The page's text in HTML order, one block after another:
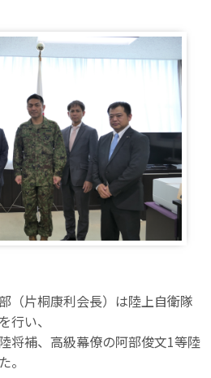
（片桐康利会長）は陸上自衛隊
行い、
将補、高級幕僚の阿部俊文1等陸
。